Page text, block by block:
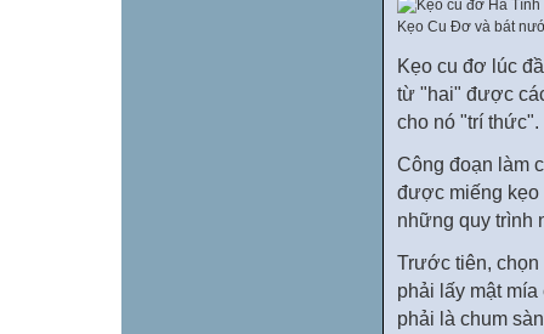
Kẹo Cu Đơ và bát
Kẹo cu đơ lúc
từ "hai" được
cho nó "trí
Công đoạn làm
được miếng kẹo
những quy trình
Trước tiên, chọn
phải lấy mật
phải là chum